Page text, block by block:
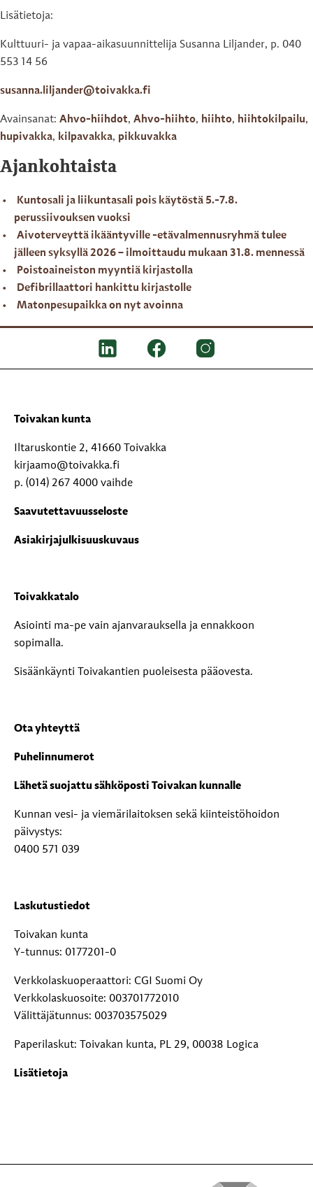
Lisätietoja:
Kulttuuri- ja vapaa-aikasuunnittelija Susanna Liljander, p. 040
553 14 56
susanna.liljander@toivakka.fi
Avainsanat: Ahvo-hiihdot, Ahvo-hiihto, hiihto, hiihtokilpailu,
hupivakka, kilpavakka, pikkuvakka
Ajankohtaista
Kuntosali ja liikuntasali pois käytöstä 5.-7.8.
perussiivouksen vuoksi
Aivoterveyttä ikääntyville -etävalmennusryhmä tulee
jälleen syksyllä 2026 – ilmoittaudu mukaan 31.8. mennessä
Poistoaineiston myyntiä kirjastolla
Defibrillaattori hankittu kirjastolle
Matonpesupaikka on nyt avoinna
Toivakan kunta
Iltaruskontie 2, 41660 Toivakka
kirjaamo@toivakka.fi
p. (014) 267 4000 vaihde
Saavutettavuusseloste
Asiakirjajulkisuuskuvaus
Toivakkatalo
Asiointi ma-pe vain ajanvarauksella ja ennakkoon
sopimalla.
Sisäänkäynti Toivakantien puoleisesta pääovesta.
Ota yhteyttä
Puhelinnumerot
Lähetä suojattu sähköposti Toivakan kunnalle
Kunnan vesi- ja viemärilaitoksen sekä kiinteistöhoidon
päivystys:
0400 571 039
Laskutustiedot
Toivakan kunta
Y-tunnus: 0177201-0
Verkkolaskuoperaattori: CGI Suomi Oy
Verkkolaskuosoite: 003701772010
Välittäjätunnus: 003703575029
Paperilaskut: Toivakan kunta, PL 29, 00038 Logica
Lisätietoja